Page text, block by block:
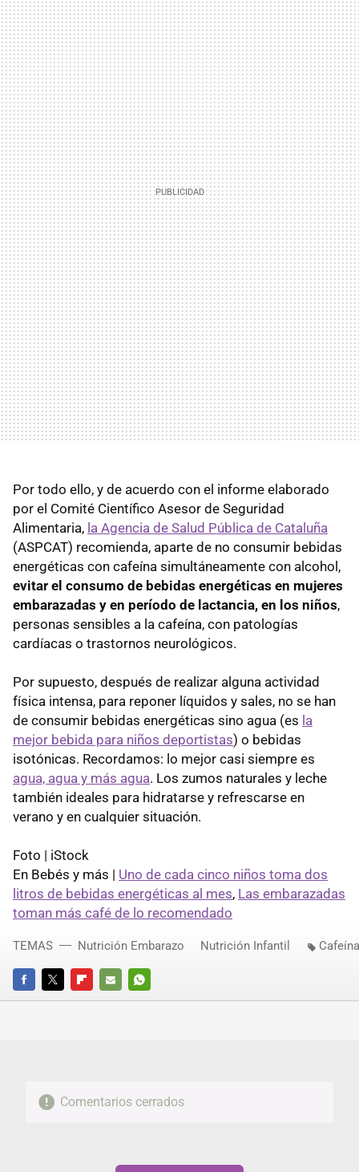
Por todo ello, y de acuerdo con el informe elaborado
por el Comité Científico Asesor de Seguridad
Alimentaria, la Agencia de Salud Pública de Cataluña
(ASPCAT) recomienda, aparte de no consumir bebidas
energéticas con cafeína simultáneamente con alcohol,
evitar el consumo de bebidas energéticas en mujeres
embarazadas y en período de lactancia, en los niños,
personas sensibles a la cafeína, con patologías
cardíacas o trastornos neurológicos.
Por supuesto, después de realizar alguna actividad
física intensa, para reponer líquidos y sales, no se han
de consumir bebidas energéticas sino agua (es la
mejor bebida para niños deportistas) o bebidas
isotónicas. Recordamos: lo mejor casi siempre es
agua, agua y más agua. Los zumos naturales y leche
también ideales para hidratarse y refrescarse en
verano y en cualquier situación.
Foto | iStock
En Bebés y más | Uno de cada cinco niños toma dos
litros de bebidas energéticas al mes, Las embarazadas
toman más café de lo recomendado
FACEBOOKTWITTERFLIPBOARD
E-
WHATSAPP
TEMAS Nutrición Embarazo Nutrición Infantil Cafeína
Comentarios cerrados